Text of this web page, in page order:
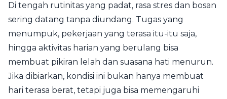
Di tengah rutinitas yang padat, rasa stres dan bosan
sering datang tanpa diundang. Tugas yang
menumpuk, pekerjaan yang terasa itu-itu saja,
hingga aktivitas harian yang berulang bisa
membuat pikiran lelah dan suasana hati menurun.
Jika dibiarkan, kondisi ini bukan hanya membuat
hari terasa berat, tetapi juga bisa memengaruhi